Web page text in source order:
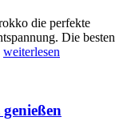
die perfekte
Die besten
weiterlesen